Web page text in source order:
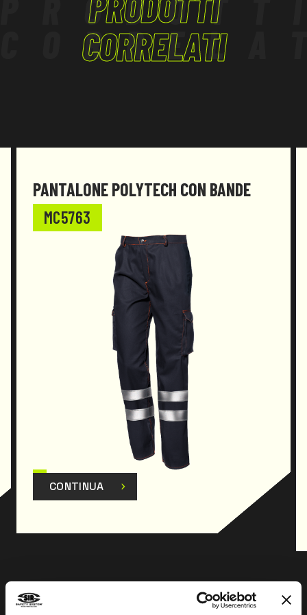
CORRELATI
PANTALONE POLYTECH CON BANDE
MC5763
CONTINUA